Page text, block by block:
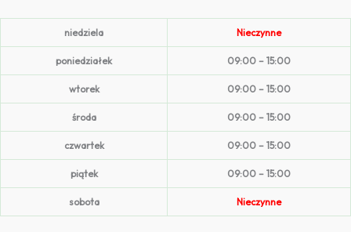
niedziela Nieczynne
poniedziałek 09:00 – 15:00
wtorek 09:00 – 15:00
środa 09:00 – 15:00
czwartek 09:00 – 15:00
piątek 09:00 – 15:00
sobota Nieczynne